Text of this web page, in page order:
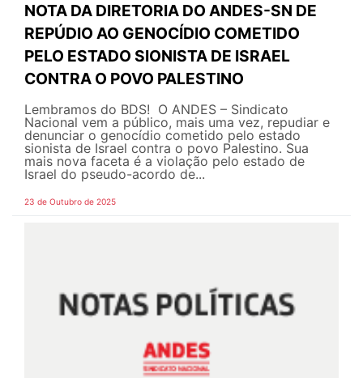
NOTA DA DIRETORIA DO ANDES-SN DE
REPÚDIO AO GENOCÍDIO COMETIDO
PELO ESTADO SIONISTA DE ISRAEL
CONTRA O POVO PALESTINO
Lembramos do BDS! O ANDES – Sindicato
Nacional vem a público, mais uma vez, repudiar e
denunciar o genocídio cometido pelo estado
sionista de Israel contra o povo Palestino. Sua
mais nova faceta é a violação pelo estado de
Israel do pseudo-acordo de...
23 de Outubro de 2025